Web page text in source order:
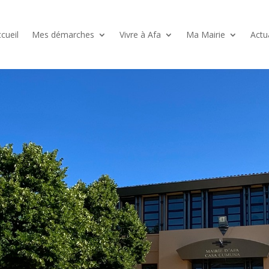
Mes démarches Vivre à Afa Ma Mairie